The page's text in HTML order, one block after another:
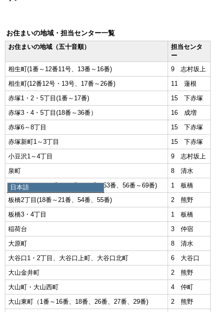
日本語
日本語
English
한국어
简体中文
繁體中文
お住まいの地域・担当センター一覧
お住まいの地域（五十音順）
担当センタ
ー
相生町(1番～12番11号、13番～16番)
9 志村坂上
相生町(12番12号・13号、17番～26番)
11 蓮根
赤塚1・2・5丁目(1番～17番)
15 下赤塚
赤塚3・4・5丁目(18番～36番）
16 成増
赤塚6～8丁目
15 下赤塚
赤塚新町1～3丁目
15 下赤塚
小豆沢1～4丁目
9 志村坂上
泉町
8 清水
板橋1・2丁目(1番～17番、22番～53番、56番～69番)
1 板橋
板橋2丁目(18番～21番、54番、55番)
2 熊野
板橋3・4丁目
1 板橋
稲荷台
3 仲宿
大原町
8 清水
大谷口1・2丁目、大谷口上町、大谷口北町
6 大谷口
大山金井町
2 熊野
大山町・大山西町
4 仲町
大山東町（1番～16番、18番、26番、27番、29番)
2 熊野